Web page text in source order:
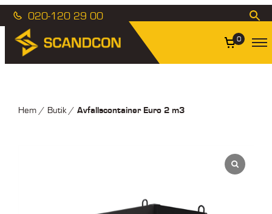
020-120 29 00
0
Hem/ Butik/ Avfallscontainer Euro 2 m3